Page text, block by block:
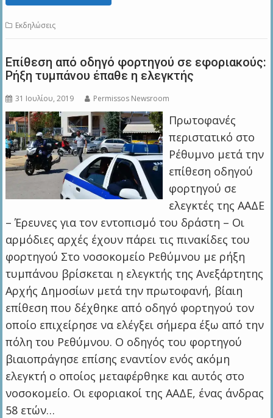
Εκδηλώσεις
Επίθεση από οδηγό φορτηγού σε εφοριακούς:
Ρήξη τυμπάνου έπαθε η ελεγκτής
31 Ιουλίου, 2019 Permissos Newsroom
Πρωτοφανές
περιστατικό στο
Ρέθυμνο μετά την
επίθεση οδηγού
φορτηγού σε
ελεγκτές της ΑΑΔΕ
– Έρευνες για τον εντοπισμό του δράστη – Οι
αρμόδιες αρχές έχουν πάρει τις πινακίδες του
φορτηγού Στο νοσοκομείο Ρεθύμνου με ρήξη
τυμπάνου βρίσκεται η ελεγκτής της Ανεξάρτητης
Αρχής Δημοσίων μετά την πρωτοφανή, βίαιη
επίθεση που δέχθηκε από οδηγό φορτηγού τον
οποίο επιχείρησε να ελέγξει σήμερα έξω από την
πόλη του Ρεθύμνου. Ο οδηγός του φορτηγού
βιαιοπράγησε επίσης εναντίον ενός ακόμη
ελεγκτή ο οποίος μεταφέρθηκε και αυτός στο
νοσοκομείο. Οι εφοριακοί της ΑΑΔΕ, ένας άνδρας
58 ετών…